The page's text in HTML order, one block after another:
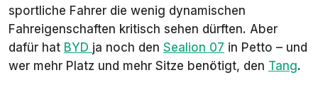
sportliche Fahrer die wenig dynamischen
Fahreigenschaften kritisch sehen dürften. Aber
dafür hat BYD ja noch den Sealion 07 in Petto – und
wer mehr Platz und mehr Sitze benötigt, den Tang.